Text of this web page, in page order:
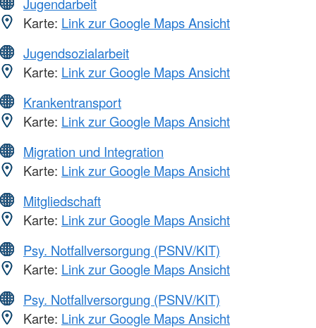
Karte: Link zur Google Maps Ansicht
Jugendsozialarbeit
Karte: Link zur Google Maps Ansicht
Krankentransport
Karte: Link zur Google Maps Ansicht
Migration und Integration
Karte: Link zur Google Maps Ansicht
Mitgliedschaft
Karte: Link zur Google Maps Ansicht
Psy. Notfallversorgung (PSNV/KIT)
Karte: Link zur Google Maps Ansicht
Psy. Notfallversorgung (PSNV/KIT)
Karte: Link zur Google Maps Ansicht